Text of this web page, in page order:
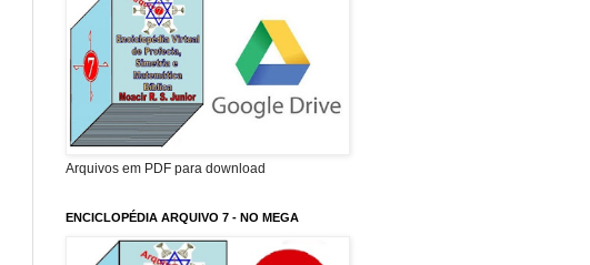
Arquivos em PDF para download
ENCICLOPÉDIA ARQUIVO 7 - NO MEGA